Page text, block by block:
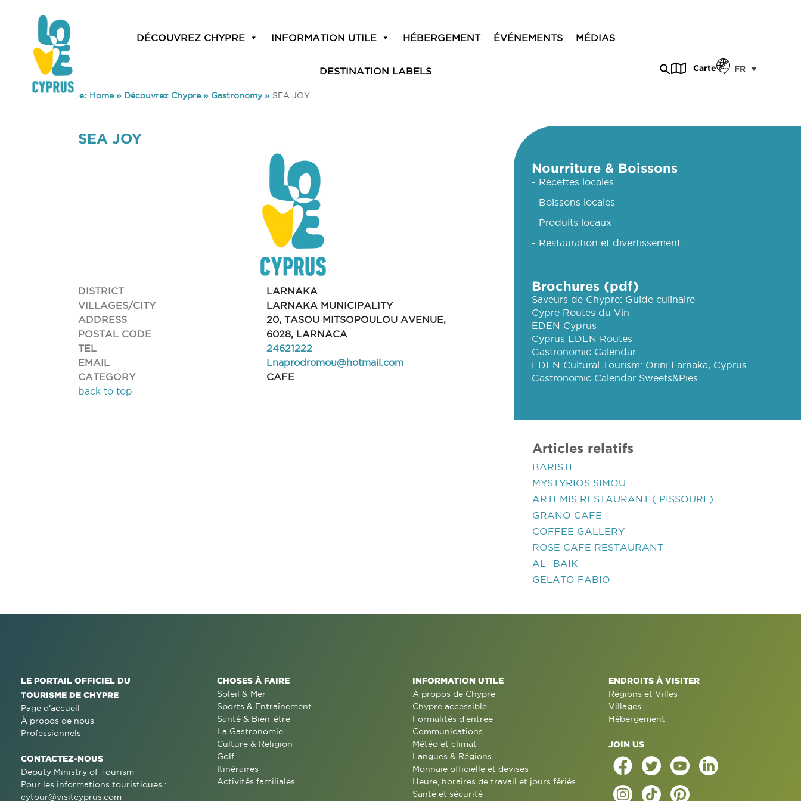
DÉCOUVREZ CHYPRE INFORMATION UTILE HÉBERGEMENT ÉVÉNEMENTS MÉDIAS
DESTINATION LABELS Carte FR
You are here: Home» Découvrez Chypre» Gastronomy» SEA JOY
SEA JOY
DISTRICT
LARNAKA
VILLAGES/CITY
LARNAKA MUNICIPALITY
ADDRESS
20, TASOU MITSOPOULOU AVENUE,
POSTAL CODE
6028, LARNACA
TEL
24621222
EMAIL
Lnaprodromou@hotmail.com
CATEGORY
CAFE
back to top
Nourriture & Boissons
- Recettes locales
- Boissons locales
- Produits locaux
- Restauration et divertissement
Brochures (pdf)
Saveurs de Chypre: Guide culinaire
Cypre Routes du Vin
EDEN Cyprus
Cyprus EDEN Routes
Gastronomic Calendar
EDEN Cultural Tourism: Orini Larnaka, Cyprus
Gastronomic Calendar Sweets&Pies
Articles relatifs
BARISTI
MYSTYRIOS SIMOU
ARTEMIS RESTAURANT ( PISSOURI )
GRANO CAFE
COFFEE GALLERY
ROSE CAFE RESTAURANT
AL- BAIK
GELATO FABIO
LE PORTAIL OFFICIEL DU
TOURISME DE CHYPRE
Page d'accueil
À propos de nous
Professionnels
CONTACTEZ-NOUS
Deputy Ministry of Tourism
Pour les informations touristiques :
cytour@visitcyprus.com
CHOSES À FAIRE
Soleil & Mer
Sports & Entraînement
Santé & Bien-être
La Gastronomie
Culture & Religion
Golf
Itinéraires
Activités familiales
INFORMATION UTILE
À propos de Chypre
Chypre accessible
Formalités d'entrée
Communications
Météo et climat
Langues & Régions
Monnaie officielle et devises
Heure, horaires de travail et jours fériés
Santé et sécurité
ENDROITS À VISITER
Régions et Villes
Villages
Hébergement
JOIN US